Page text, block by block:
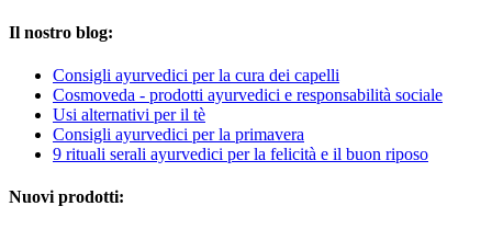
Il nostro blog:
Consigli ayurvedici per la cura dei capelli
Cosmoveda - prodotti ayurvedici e responsabilità sociale
Usi alternativi per il tè
Consigli ayurvedici per la primavera
9 rituali serali ayurvedici per la felicità e il buon riposo
Nuovi prodotti: